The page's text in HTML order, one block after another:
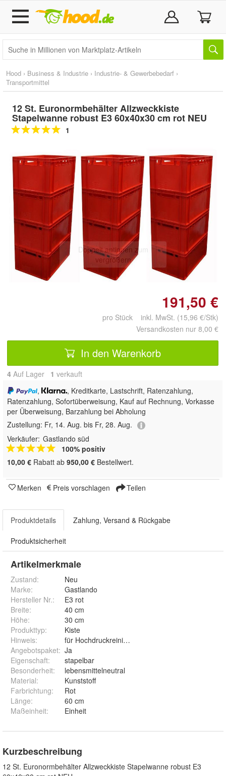
Hood › Business & Industrie › Industrie- & Gewerbebedarf ›
Transportmittel
12 St. Euronormbehälter Allzweckkiste
Stapelwanne robust E3 60x40x30 cm rot NEU
1
Doppelt antippen zum
vergrößern
191,50 €
pro Stück inkl. MwSt. (15,96 €/Stk)
Versandkosten nur 8,00 €
In den Warenkorb
4 Auf Lager 1 verkauft
,
, Kreditkarte, Lastschrift, Ratenzahlung,
Ratenzahlung, Sofortüberweisung, Kauf auf Rechnung, Vorkasse
per Überweisung, Barzahlung bei Abholung
Zustellung: Fr, 14. Aug. bis Fr, 28. Aug.
Verkäufer: Gastlando süd
100% positiv
10,00 € Rabatt ab 950,00 € Bestellwert.
Merken Preis vorschlagen Teilen
Produktdetails Zahlung, Versand & Rückgabe
Produktsicherheit
Artikelmerkmale
Zustand:
Neu
Marke:
Gastlando
Hersteller Nr.:
E3 rot
Breite:
40 cm
Höhe:
30 cm
Produkttyp:
Kiste
Hinweis:
für Hochdruckreinigung geeignet
Angebotspaket: Ja
Eigenschaft:
stapelbar
Besonderheit:
lebensmittelneutral
Material:
Kunststoff
Farbrichtung:
Rot
Länge:
60 cm
Maßeinheit: Einheit
Kurzbeschreibung
12 St. Euronormbehälter Allzweckkiste Stapelwanne robust E3